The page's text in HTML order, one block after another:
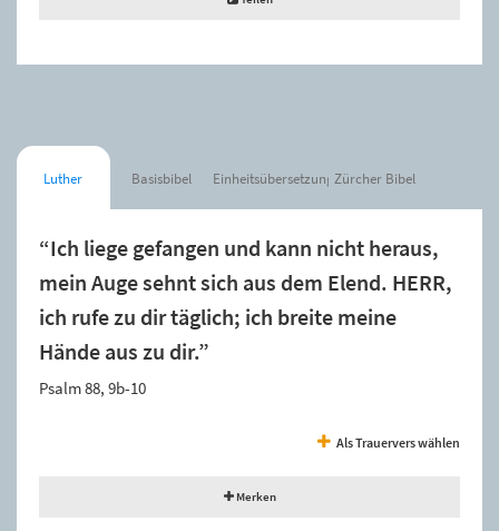
Luther Basisbibel Einheitsübersetzung Zürcher Bibel
“Ich liege gefangen und kann nicht heraus,
mein Auge sehnt sich aus dem Elend. HERR,
ich rufe zu dir täglich; ich breite meine
Hände aus zu dir.”
Psalm 88, 9b-10
Als Trauervers wählen
Merken